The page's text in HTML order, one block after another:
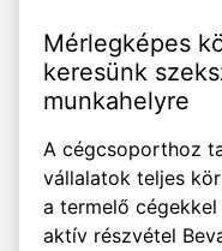
Mérlegképes
keresünk
munkahelyre
A cégcsoporthoz
vállalatok teljes
a termelő
aktív részvétel